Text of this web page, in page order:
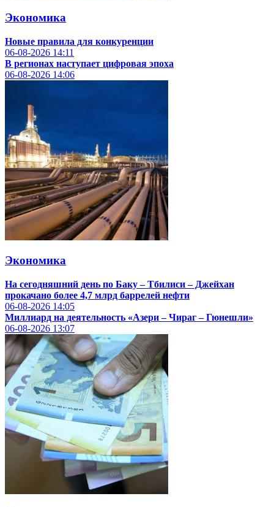
Экономика
Новые правила для конкуренции
06-08-2026 14:11
В регионах наступает цифровая эпоха
06-08-2026 14:06
Экономика
На сегодняшний день по Баку – Тбилиси – Джейхан
прокачано более 4,7 млрд баррелей нефти
06-08-2026 14:05
Миллиард на деятельность «Азери – Чираг – Гюнешли»
06-08-2026 13:07